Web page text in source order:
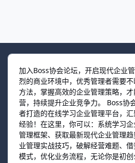
加入Boss协会论坛，开启现代企业
烈的商业环境中，优秀管理者需要
方法，掌握高效的企业管理策略，
营，持续提升企业竞争力。 Boss
者打造的在线学习企业管理平台，
经验！在这里，你可以：系统学习
管理框架、获取最新现代企业管理
业管理实战技巧，破解经营难题、
模式，优化业务流程，无论你是初